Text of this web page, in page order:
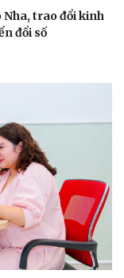
Nha, trao đổi kinh
đổi số